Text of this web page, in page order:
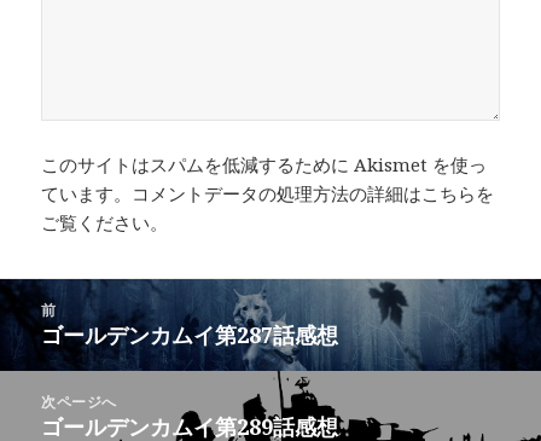
このサイトはスパムを低減するために Akismet を使っ
ています。 コメントデータの処理方法の詳細はこちらを
ご覧ください。
投
稿
ナ
前
前
の
投
稿:
ゴールデンカムイ第287話感想
次ページへ
次
ゴールデンカムイ第289話感想